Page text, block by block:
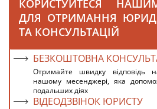
КОРИСТУЙТЕСЯ
ДЛЯ ОТРИМАННЯ
ТА КОНСУЛЬТАЦІЙ
БЕЗКОШТОВНА
Отримайте швидку
нашому месенджері, яка
подальших діях
ВІДЕОДЗВІНОК ЮРИСТУ